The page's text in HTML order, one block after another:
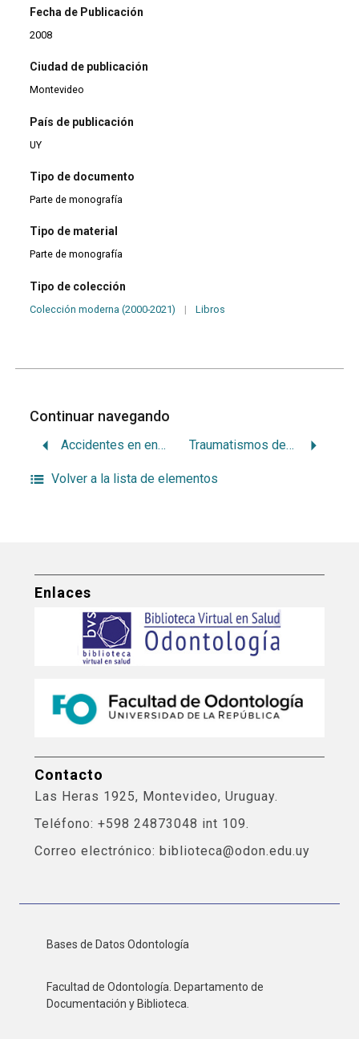
Fecha de Publicación
2008
Ciudad de publicación
Montevideo
País de publicación
UY
Tipo de documento
Parte de monografía
Tipo de material
Parte de monografía
Tipo de colección
Colección moderna (2000-2021) | Libros
Continuar navegando
Accidentes en endodoncia Traumatismos dento-alveolares
Volver a la lista de elementos
Enlaces
Contacto
Las Heras 1925, Montevideo, Uruguay.
Teléfono: +598 24873048 int 109.
Correo electrónico: biblioteca@odon.edu.uy
Bases de Datos Odontología
Facultad de Odontología. Departamento de
Documentación y Biblioteca.